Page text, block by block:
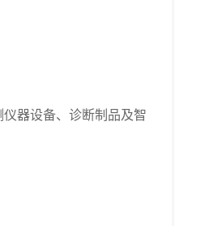
器设备、诊断制品及智